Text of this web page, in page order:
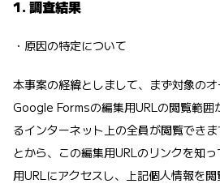
1. 調査結果
・原因の特定について
本事案の経緯としまして、まず対象の
Google Formsの編集用URLの閲覧範囲
るインターネット上の全員が閲覧でき
とから、この編集用URLのリンクを知
用URLにアクセスし、上記個人情報を